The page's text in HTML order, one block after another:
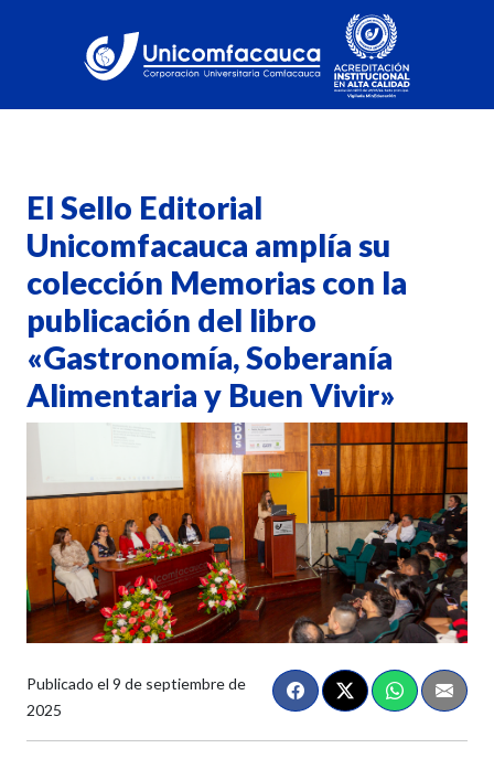
El Sello Editorial
Unicomfacauca amplía su
colección Memorias con la
publicación del libro
«Gastronomía, Soberanía
Alimentaria y Buen Vivir»
Publicado el 9 de septiembre de
2025